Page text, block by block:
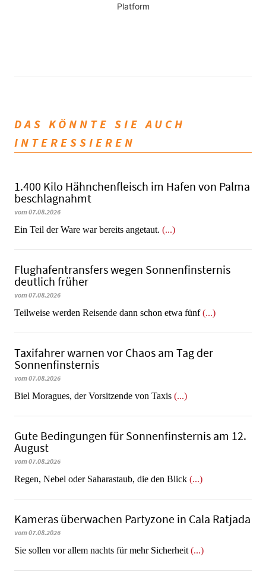
Platform
DAS KÖNNTE SIE AUCH
INTERESSIEREN
1.400 Kilo Hähnchenfleisch im Hafen von Palma
beschlagnahmt
vom 07.08.2026
​​​​​​​Ein Teil der Ware war bereits angetaut. (...)
Flughafentransfers wegen Sonnenfinsternis
deutlich früher
vom 07.08.2026
Teilweise werden Reisende dann schon etwa fünf(...)
Taxifahrer warnen vor Chaos am Tag der
Sonnenfinsternis
vom 07.08.2026
​​​​​​​Biel Moragues, der Vorsitzende von Taxis (...)
Gute Bedingungen für Sonnenfinsternis am 12.
August
vom 07.08.2026
Regen, Nebel oder Saharastaub, die den Blick (...)
Kameras überwachen Partyzone in Cala Ratjada
vom 07.08.2026
Sie sollen vor allem nachts für mehr Sicherheit (...)